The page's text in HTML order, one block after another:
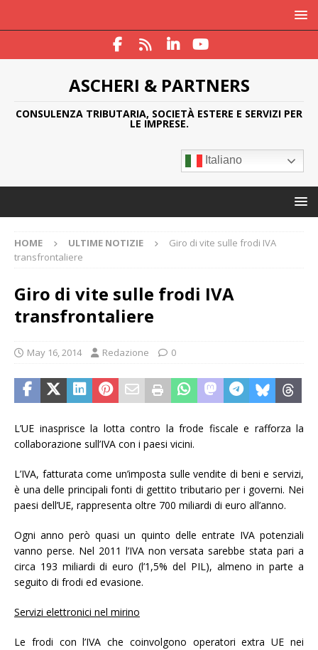
ASCHERI & PARTNERS
CONSULENZA TRIBUTARIA, SOCIETÀ ESTERE E SERVIZI PER
LE IMPRESE.
Italiano
HOME ULTIME NOTIZIE
Giro di vite sulle frodi IVA
transfrontaliere
Giro di vite sulle frodi IVA
transfrontaliere
May 16, 2014 Redazione 0
L’UE inasprisce la lotta contro la frode fiscale e rafforza la
collaborazione sull’IVA con i paesi vicini.
L’IVA, fatturata come un’imposta sulle vendite di beni e servizi,
è una delle principali fonti di gettito tributario per i governi. Nei
paesi dell’UE, rappresenta oltre 700 miliardi di euro all’anno.
Ogni anno però quasi un quinto delle entrate IVA potenziali
vanno perse. Nel 2011 l’IVA non versata sarebbe stata pari a
circa 193 miliardi di euro (l’1,5% del PIL), almeno in parte a
seguito di frodi ed evasione.
Servizi elettronici nel mirino
Le frodi con l’IVA che coinvolgono operatori extra UE nei